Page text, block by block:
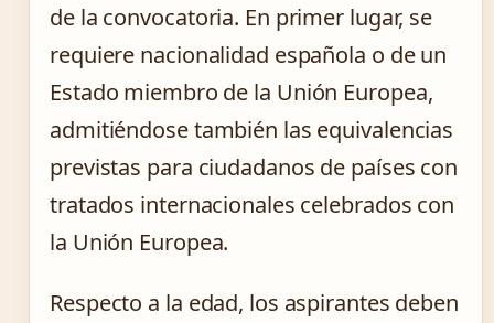
de la convocatoria. En primer lugar, se
requiere nacionalidad española o de un
Estado miembro de la Unión Europea,
admitiéndose también las equivalencias
previstas para ciudadanos de países con
tratados internacionales celebrados con
la Unión Europea.
Respecto a la edad, los aspirantes deben